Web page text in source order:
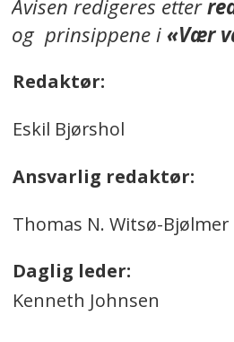
Avisen redigeres etter
og prinsippene i«Vær
Redaktør:
Eskil Bjørshol
Ansvarlig redaktør:
Thomas N. Witsø-Bjølmer
Daglig leder:
Kenneth Johnsen